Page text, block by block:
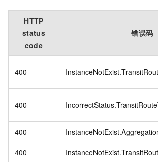
HTTP
status
code
错误码
400
400
400
400